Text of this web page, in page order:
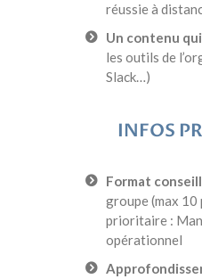
réussie à
Un contenu
les outils de
Slack…)
INFOS
Format
groupe (max 10
prioritaire :
opérationnel